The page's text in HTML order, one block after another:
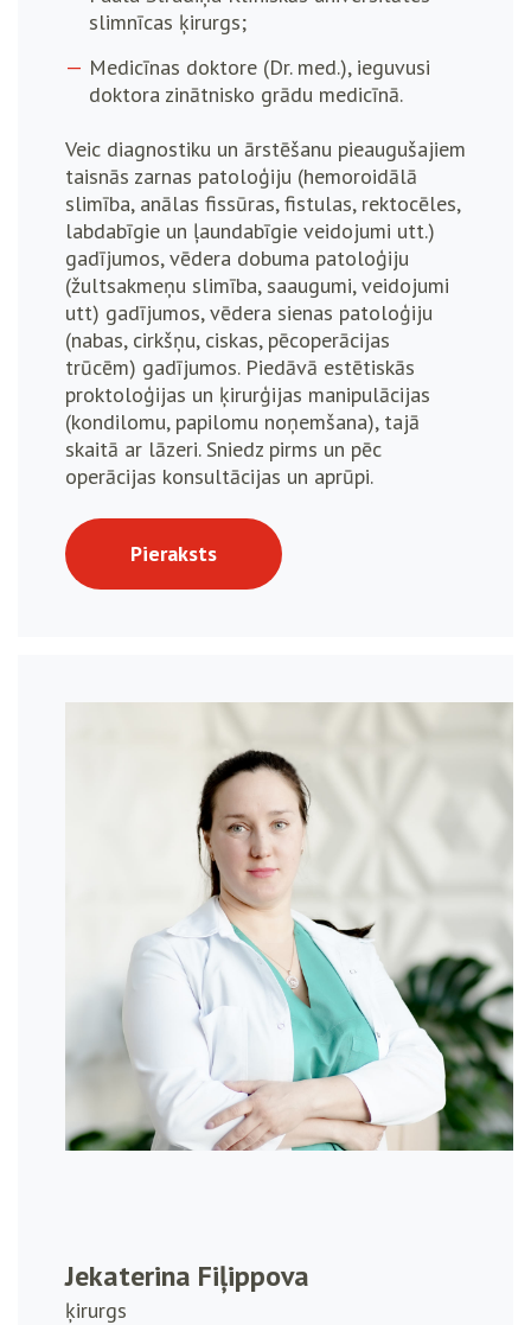
slimnīcas ķirurgs;
Medicīnas doktore (Dr. med.), ieguvusi
doktora zinātnisko grādu medicīnā.
Veic diagnostiku un ārstēšanu pieaugušajiem
taisnās zarnas patoloģiju (hemoroidālā
slimība, anālas fissūras, fistulas, rektocēles,
labdabīgie un ļaundabīgie veidojumi utt.)
gadījumos, vēdera dobuma patoloģiju
(žultsakmeņu slimība, saaugumi, veidojumi
utt) gadījumos, vēdera sienas patoloģiju
(nabas, cirkšņu, ciskas, pēcoperācijas
trūcēm) gadījumos. Piedāvā estētiskās
proktoloģijas un ķirurģijas manipulācijas
(kondilomu, papilomu noņemšana), tajā
skaitā ar lāzeri. Sniedz pirms un pēc
operācijas konsultācijas un aprūpi.
Pieraksts
Jekaterina Fiļippova
ķirurgs